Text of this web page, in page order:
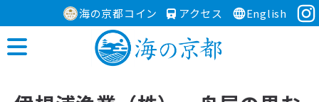
海の京都コイン アクセス English